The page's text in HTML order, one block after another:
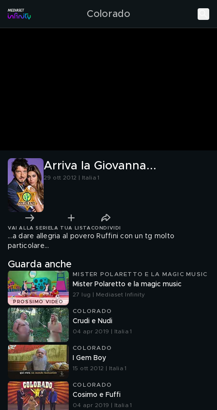
Colorado
Arriva la Giovanna...
29 ott 2012 | Italia 1
VAI ALLA SERIE LA TUA LISTA CONDIVIDI
...a dare allegria al povero Ruffini con un tg molto
particolare...
Guarda anche
PROSSIMO VIDEO
MISTER POLARETTO E LA MAGIC MUSIC
Mister Polaretto e la magic music
27 lug | Mediaset Infinity
COLORADO
Crudi e Nudi
04 apr 2019 | Italia 1
COLORADO
I Gem Boy
15 ott 2012 | Italia 1
COLORADO
Cosimo e Fuffi
04 apr 2019 | Italia 1